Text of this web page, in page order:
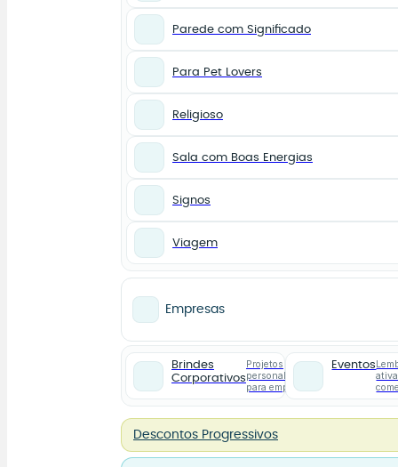
Parede com Significado
Para Pet Lovers
Religioso
Sala com Boas Energias
Signos
Viagem
Empresas
Brindes
Corporativos
Projetos
personalizados
para empresas
Eventos
Descontos Progressivos